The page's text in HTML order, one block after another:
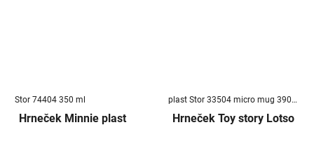
Stor 74404 350 ml
Hrneček Minnie plast
plast Stor 33504 micro mug 390
Hrneček Toy story Lotso